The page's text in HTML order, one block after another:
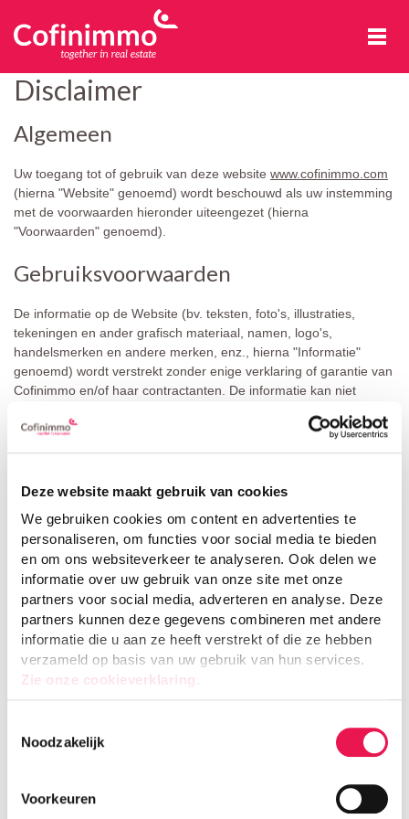
Deze website maakt gebruik van cookies
We gebruiken cookies om content en advertenties te
personaliseren, om functies voor social media te bieden
en om ons websiteverkeer te analyseren. Ook delen we
informatie over uw gebruik van onze site met onze
partners voor social media, adverteren en analyse. Deze
partners kunnen deze gegevens combineren met andere
informatie die u aan ze heeft verstrekt of die ze hebben
verzameld op basis van uw gebruik van hun services.
Zie onze cookieverklaring.
Noodzakelijk
Voorkeuren
Cofinimmo
Disclaimer
Algemeen
Uw toegang tot of gebruik van deze website www.cofinimmo.com
(hierna "Website" genoemd) wordt beschouwd als uw instemming
met de voorwaarden hieronder uiteengezet (hierna
"Voorwaarden" genoemd).
Gebruiksvoorwaarden
De informatie op de Website (bv. teksten, foto's, illustraties,
tekeningen en ander grafisch materiaal, namen, logo's,
handelsmerken en andere merken, enz., hierna "Informatie"
genoemd) wordt verstrekt zonder enige verklaring of garantie van
Cofinimmo en/of haar contractanten. De informatie kan niet
de aankoop of verkoop van Cofinimmo aandelen of als juridisch,
allen tijde beschikbaar zal zijn, of dat de Website of de server
componenten.
Door het gebruik van de Website gaat u uitdrukkelijk akkoord de
optimale werking en de beveiliging van deze website niet te
verstoren door bijvoorbeeld het gebruik van virussen of andere
geïnfecteerde bestanden.
Geen aansprakelijkheid
Cofinimmo is geenszins aansprakelijk voor enige schade, direct of
eigendom